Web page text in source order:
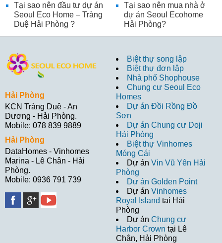
Tại sao nên mua nhà ở
dự án Seoul Ecohome
Hải Phòng?
Tại sao nên đầu tư dự án
Seoul Eco Home – Tràng
Duệ Hải Phòng ?
Hải Phòng
KCN Tràng Duệ - An
Dương - Hải Phòng.
Mobile: 078 839 9889
Hải Phòng
DataHomes - Vinhomes
Marina - Lê Chân - Hải
Phòng.
Mobile: 0936 791 739
Biệt thự song lập
Biệt thự đơn lập
Nhà phố Shophouse
Chung cư Seoul Eco
Homes
Dự án Đồi Rồng Đồ
Sơn
Dự án Chung cư Doji
Hải Phòng
Biệt thự Vinhomes
Móng Cái
Dự án Vin Vũ Yên Hải
Phòng
Dự án Golden Point
Dự án Vinhomes
Royal Island tại Hải
Phòng
Dự án Chung cư
Harbor Crown tại Lê
Chân, Hải Phòng